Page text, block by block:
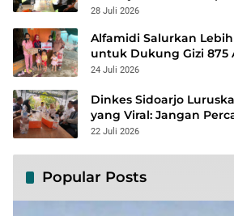
Terbuka Lawan Hepatitis
28 Juli 2026
Alfamidi Salurkan Lebih
untuk Dukung Gizi 875
Kabupaten/Kota
24 Juli 2026
Dinkes Sidoarjo
yang Viral: Jangan
Penanganan Berbasis
22 Juli 2026
Popular Posts